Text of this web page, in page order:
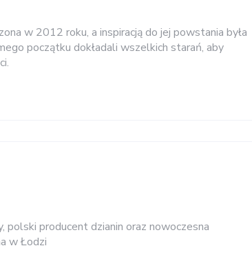
w 2012 roku, a inspiracją do jej powstania była
początku dokładali wszelkich starań, aby
producent dzianin oraz nowoczesna
w Łodzi